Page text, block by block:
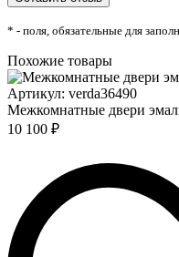
* - поля, обязательные для
Похожие товары
Артикул: verda36490
Межкомнатные двери
10 100 ₽